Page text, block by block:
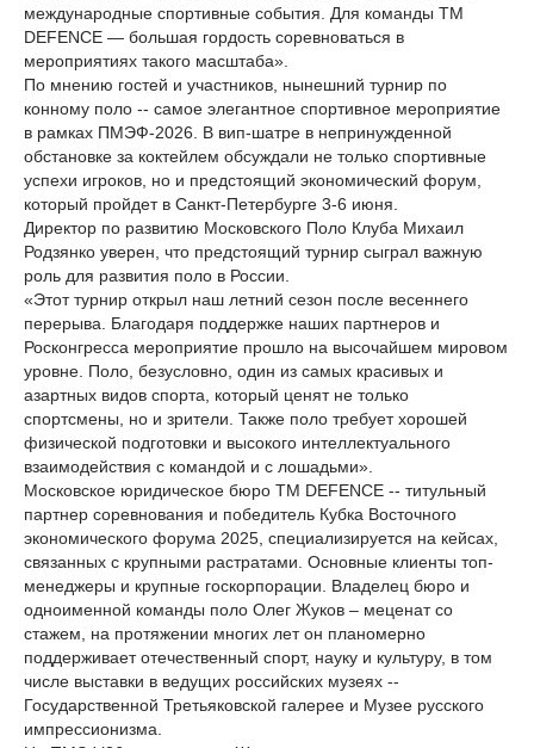
международные спортивные события. Для команды TM
DEFENCE — большая гордость соревноваться в
мероприятиях такого масштаба».
По мнению гостей и участников, нынешний турнир по
конному поло -- самое элегантное спортивное мероприятие
в рамках ПМЭФ-2026. В вип-шатре в непринужденной
обстановке за коктейлем обсуждали не только спортивные
успехи игроков, но и предстоящий экономический форум,
который пройдет в Санкт-Петербурге 3-6 июня.
Директор по развитию Московского Поло Клуба Михаил
Родзянко уверен, что предстоящий турнир сыграл важную
роль для развития поло в России.
«Этот турнир открыл наш летний сезон после весеннего
перерыва. Благодаря поддержке наших партнеров и
Росконгресса мероприятие прошло на высочайшем мировом
уровне. Поло, безусловно, один из самых красивых и
азартных видов спорта, который ценят не только
спортсмены, но и зрители. Также поло требует хорошей
физической подготовки и высокого интеллектуального
взаимодействия с командой и с лошадьми».
Московское юридическое бюро TM DEFENCE -- титульный
партнер соревнования и победитель Кубка Восточного
экономического форума 2025, специализируется на кейсах,
связанных с крупными растратами. Основные клиенты топ-
менеджеры и крупные госкорпорации. Владелец бюро и
одноименной команды поло Олег Жуков – меценат со
стажем, на протяжении многих лет он планомерно
поддерживает отечественный спорт, науку и культуру, в том
числе выставки в ведущих российских музеях --
Государственной Третьяковской галерее и Музее русского
импрессионизма.